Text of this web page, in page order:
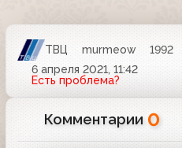
ТВЦ murmeow
1992
6 апреля 2021, 11:42
Есть проблема?
Комментарии 0